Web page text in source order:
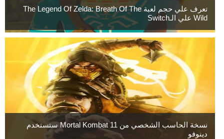
تعرف علي حجم لعبة The Legend Of Zelda: Breath Of The
Wild علي الـSwitch
نسخة الحاسب الشخصي من Mortal Kombat 11 ستستخدم
دينوفو